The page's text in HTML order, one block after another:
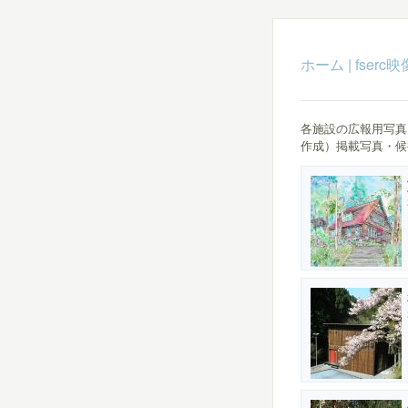
ホーム | fserc映
各施設の広報用写
作成）掲載写真・